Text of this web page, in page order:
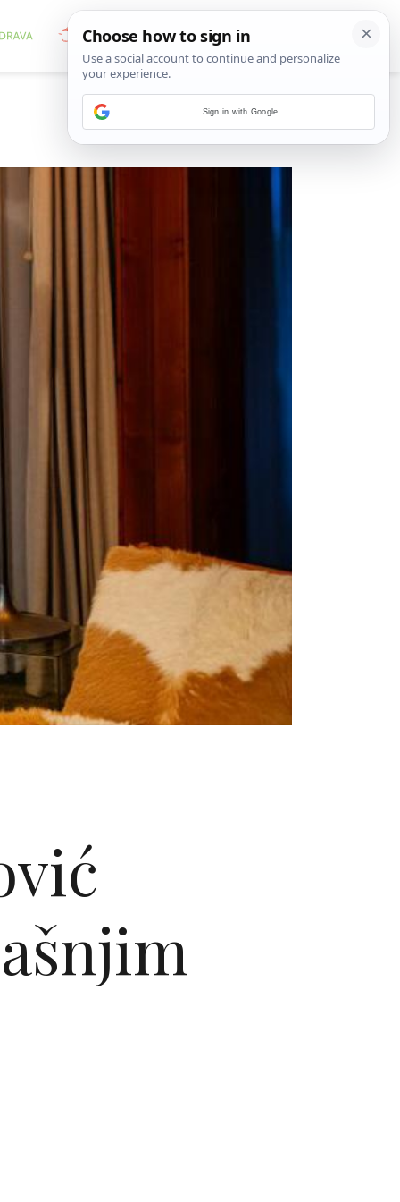
Sign in with Google